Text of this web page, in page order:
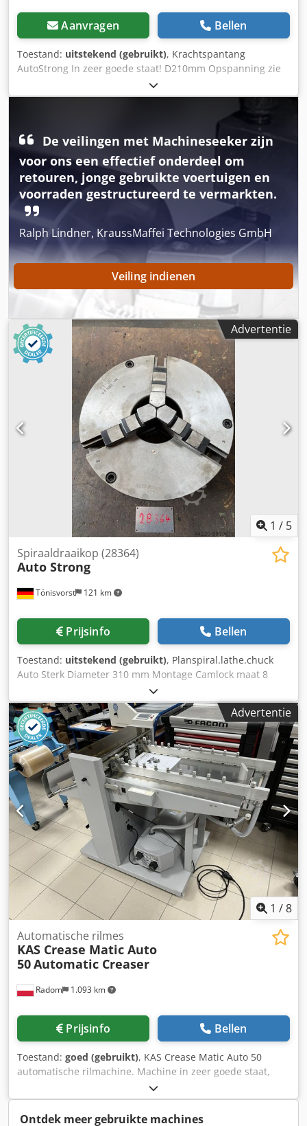
Aanvragen Bellen
Toestand: uitstekend (gebruikt), Krachtspantang
AutoStrong In zeer goede staat! D210mm Opspanning zie
De veilingen met Machineseeker zijn
voor ons een effectief onderdeel om
retouren, jonge gebruikte voertuigen en
voorraden gestructureerd te vermarkten.
Ralph Lindner, KraussMaffei Technologies GmbH
Veiling indienen
Advertentie
1 / 5
Tönisvorst 121 km
Spiraaldraaikop (28364)
Auto Strong
Prijsinfo Bellen
Toestand: uitstekend (gebruikt), Planspiral.lathe.chuck
Auto Sterk Diameter 310 mm Montage Camlock maat 8
Diameter kegel 139.735 Dcjdpfxsln Uixe Ai Rsk 6 Diameter
tapeind 25.4 Diameter steekcirkel 171,4 Kegelhoogte
inclusief flens 135 mm Gewicht 53 kg
Advertentie
1 /8
Radom 1.093 km
Automatische rilmes
KAS Crease Matic Auto
50Automatic Creaser
Prijsinfo Bellen
Toestand: goed (gebruikt), KAS Crease Matic Auto 50
automatische rilmachine. Machine in zeer goede staat,
afkomstig van een overheidsinstelling. Dcjdpfszlgcyox Ai
Rek Beschrijving: Werkbreedte tot 500 mm. Vellengte tot
999 mm. Programmeermodule met de mogelijkheid om tot
Ontdek meer gebruikte machines